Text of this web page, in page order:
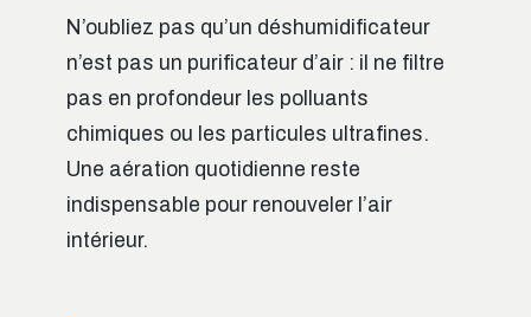
N’oubliez pas qu’un déshumidificateur
n’est pas un purificateur d’air : il ne filtre
pas en profondeur les polluants
chimiques ou les particules ultrafines.
Une aération quotidienne reste
indispensable pour renouveler l’air
intérieur.